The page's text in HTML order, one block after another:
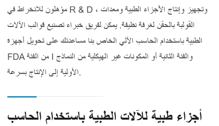
مؤهلون للانخراط في R & D ، وتجهيز وإنتاج الأجزاء الطبية ومعدات
القولبة بالحقن لغرفة نظيفة. يمكن لفريق خبراء تصنيع قوالب الآلات
الطبية باستخدام الحاسب الآلي الخاص بنا مساعدتك على تحويل أجهزة
FDA من الفئة I والفئة الثانية أو المكونات غير الهيكلية من النماذج
الأولية إلى الإنتاج بسرعة.
أجزاء طبية للآلات الطبية باستخدام الحاسب